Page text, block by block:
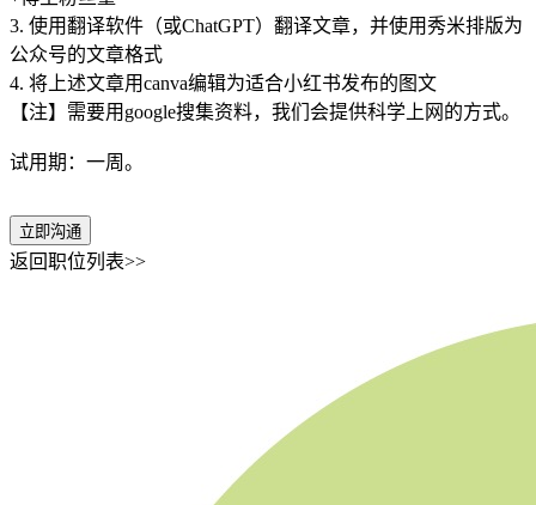
3. 使用翻译软件（或ChatGPT）翻译文章，并使用秀米排版为
公众号的文章格式
4. 将上述文章用canva编辑为适合小红书发布的图文
【注】需要用google搜集资料，我们会提供科学上网的方式。
试用期：一周。
立即沟通
返回职位列表>>